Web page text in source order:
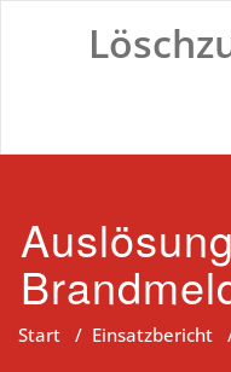
Auslösung
Start / Einsatzbericht